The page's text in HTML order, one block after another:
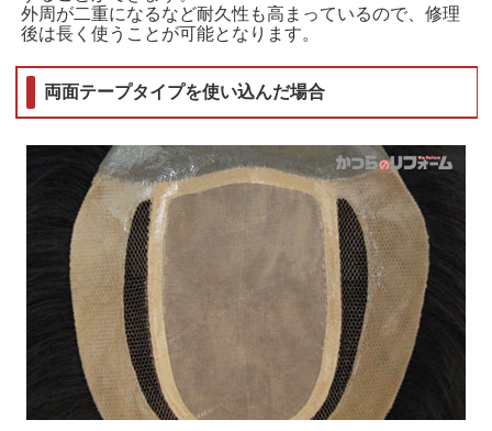
外周が二重になるなど耐久性も高まっているので、修理
後は長く使うことが可能となります。
両面テープタイプを使い込んだ場合